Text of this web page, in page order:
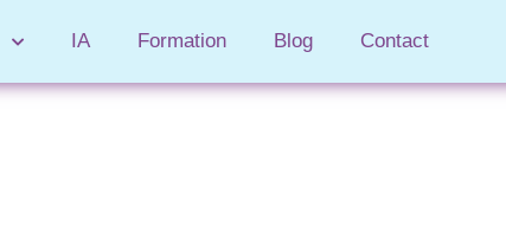
IA Formation Blog Contact